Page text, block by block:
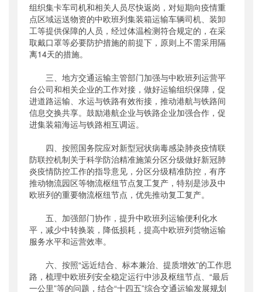
组织集卡车司机和相关人员尽快返岗，对短期向疫情重
点区域运送物资的中欧班列集装箱运输车辆司机、装卸
工等提供保障的人员，经过体温检测符合规定的，在采
取戴口罩等必要防护措施的前提下，原则上不需采用隔
离14天的措施。
三、地方交通运输主管部门加强与中欧班列运营平
台公司和相关企业的工作对接，做好运输组织保障，促
进道路运输、水运与铁路有效衔接，推动港航与铁路间
信息交换共享。鼓励港航企业与铁路企业加强合作，促
进集装箱海运与铁路相互调运。
四、按照国务院应对新型冠状病毒感染肺炎疫情联
防联控机制关于科学防治精准施策分区分级做好新冠肺
炎疫情防控工作的指导意见，分区分级精准防控，有序
推动物流园区等物流枢纽节点复工复产，特别是涉及中
欧班列的重要物流枢纽节点，优先推动复工复产。
五、加强部门协作，提升中欧班列运输便利化水
平，减少中转换装，降低损耗，提高中欧班列货物运输
服务水平和运营效率。
六、按照“远近结合、标本兼治、提质增效”的工作思
路，梳理中欧班列安全稳定运行中涉及枢纽节点、“最后
一公里”等的问题，结合“十四五”综合交通运输发展规划